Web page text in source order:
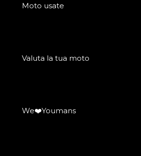
Moto usate
Valuta la tua moto
We❤️Youmans